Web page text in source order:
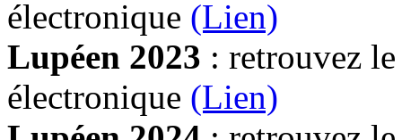
électronique (Lien)
Lupéen 2023 : retrouvez
électronique (Lien)